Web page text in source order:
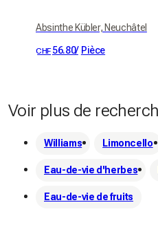
Absinthe Kübler, Neuchâtel
CHF 56.80/ Pièce
Voir plus de
Williams Limoncello
Eau-de-vie d'herbes
Eau-de-vie de fruits